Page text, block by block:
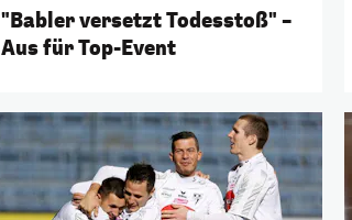
"Babler versetzt Todesstoß" –
Aus für Top-Event